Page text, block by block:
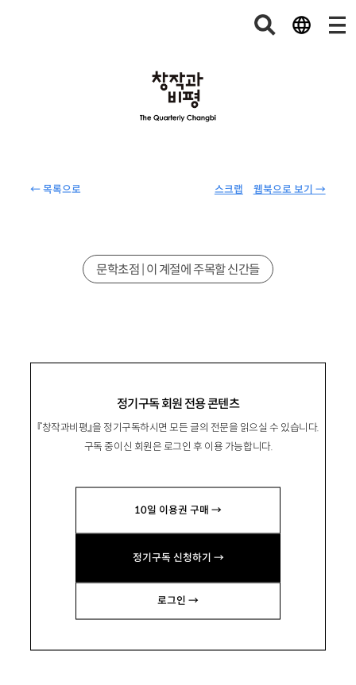
← 목록으로 웹북으로 보기 →
스크랩
정기구독 회원 전용 콘텐츠
『창작과비평』을 정기구독하시면 모든 글의 전문을 읽으실 수 있습니다.
구독 중이신 회원은 로그인 후 이용 가능합니다.
10일 이용권 구매 →
정기구독 신청하기 →
로그인 →
문학초점 | 이 계절에 주목할 신간들
문학평론가, 서울예대 문예창작과 교수. 주요 평
론으로 「공동세계를 향한 시의 모험」 「살아 있는
renton13@daum.net